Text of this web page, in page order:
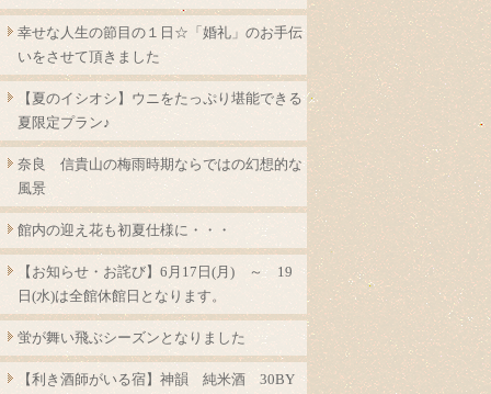
幸せな人生の節目の１日☆「婚礼」のお手伝
いをさせて頂きました
【夏のイシオシ】ウニをたっぷり堪能できる
夏限定プラン♪
奈良 信貴山の梅雨時期ならではの幻想的な
風景
館内の迎え花も初夏仕様に・・・
【お知らせ・お詫び】6月17日(月) ～ 19
日(水)は全館休館日となります。
蛍が舞い飛ぶシーズンとなりました
【利き酒師がいる宿】神韻 純米酒 30BY